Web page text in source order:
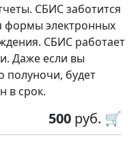
СБИС заботится
формы электронных
СБИС работает
Даже если вы
полуночи, будет
в срок.
500 руб. 🛒